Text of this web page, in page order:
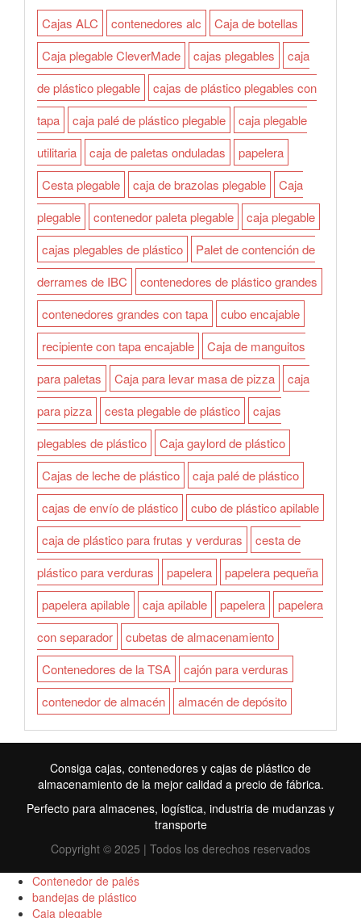
Cajas ALC contenedores alc
Caja de botellas
Caja plegable CleverMade
cajas plegables
caja
de plástico plegable
cajas de plástico plegables con
tapa
caja palé de plástico plegable
caja plegable
utilitaria
caja de paletas onduladas
papelera
Cesta plegable
caja de brazolas plegable
Caja
plegable
contenedor paleta plegable
caja plegable
cajas plegables de plástico
Palet de contención de
derrames de IBC
contenedores de plástico grandes
contenedores grandes con tapa
cubo encajable
recipiente con tapa encajable
Caja de manguitos
para paletas
Caja para levar masa de pizza
caja
para pizza
cesta plegable de plástico
cajas
plegables de plástico
Caja gaylord de plástico
Cajas de leche de plástico
caja palé de plástico
cajas de envío de plástico
cubo de plástico apilable
caja de plástico para frutas y verduras
cesta de
plástico para verduras
papelera
papelera pequeña
papelera apilable
caja apilable papelera
papelera
con separador
cubetas de almacenamiento
Contenedores de la TSA
cajón para verduras
contenedor de almacén
almacén de depósito
Consiga cajas, contenedores y cajas de plástico de
almacenamiento de la mejor calidad a precio de fábrica.
Perfecto para almacenes, logística, industria de mudanzas y
transporte
Copyright © 2025 | Todos los derechos reservados
Contenedor de palés
bandejas de plástico
Caja plegable